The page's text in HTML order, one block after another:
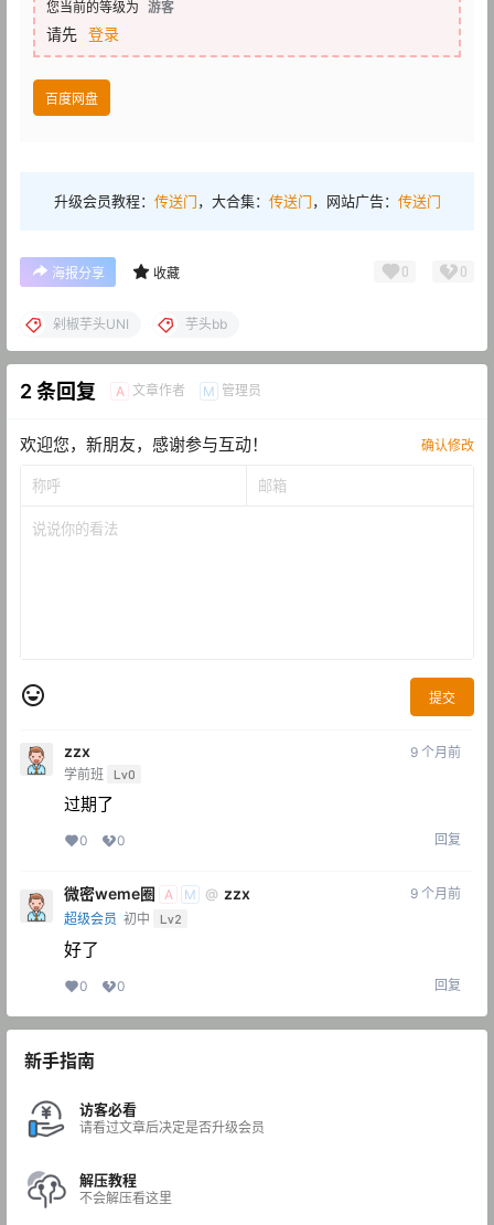
您当前的等级为 游客
请先 登录
百度网盘
升级会员教程： 传送门，大合集： 传送门，网站广告： 传送门
海报分享 收藏 0 0
剁椒芋头UNI 芋头bb
2 条回复 A 文章作者 M 管理员
欢迎您，新朋友，感谢参与互动！ 确认修改
提交
zzx
学前班 Lv0
9 个月前
过期了
0 0 回复
微密weme圈 A M @ zzx
超级会员 初中 Lv2
9 个月前
好了
0 0 回复
新手指南
访客必看
请看过文章后决定是否升级会员
解压教程
不会解压看这里